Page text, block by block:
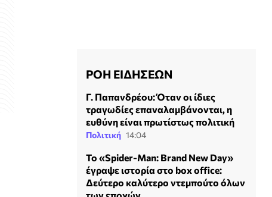
ΡΟΗ ΕΙΔΗΣΕΩΝ
Γ. Παπανδρέου: Όταν οι ίδιες
τραγωδίες επαναλαμβάνονται, η
ευθύνη είναι πρωτίστως πολιτική
Πολιτική 14:04
Το «Spider-Man: Brand New Day»
έγραψε ιστορία στο box office:
Δεύτερο καλύτερο ντεμπούτο όλων